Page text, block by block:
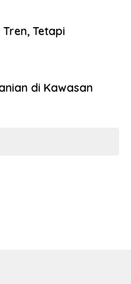
Tetapi
di Kawasan